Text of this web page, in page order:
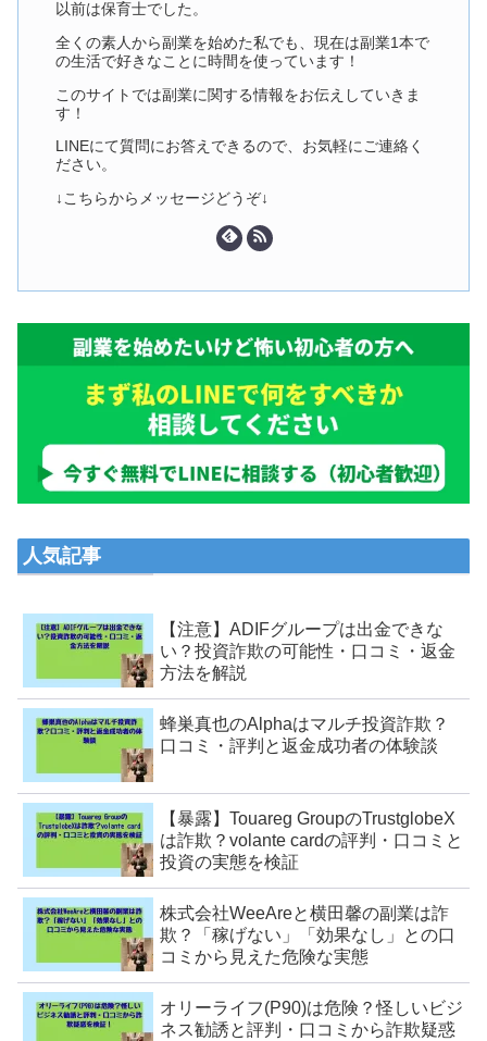
以前は保育士でした。
全くの素人から副業を始めた私でも、現在は副業1本で
の生活で好きなことに時間を使っています！
このサイトでは副業に関する情報をお伝えしていきま
す！
LINEにて質問にお答えできるので、お気軽にご連絡く
ださい。
↓こちらからメッセージどうぞ↓
人気記事
【注意】ADIFグループは出金できな
い？投資詐欺の可能性・口コミ・返金
方法を解説
蜂巣真也のAlphaはマルチ投資詐欺？
口コミ・評判と返金成功者の体験談
【暴露】Touareg GroupのTrustglobeX
は詐欺？volante cardの評判・口コミと
投資の実態を検証
株式会社WeeAreと横田馨の副業は詐
欺？「稼げない」「効果なし」との口
コミから見えた危険な実態
オリーライフ(P90)は危険？怪しいビジ
ネス勧誘と評判・口コミから詐欺疑惑